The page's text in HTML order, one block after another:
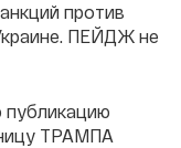
против
ПЕЙДЖ не
ТРАМПА